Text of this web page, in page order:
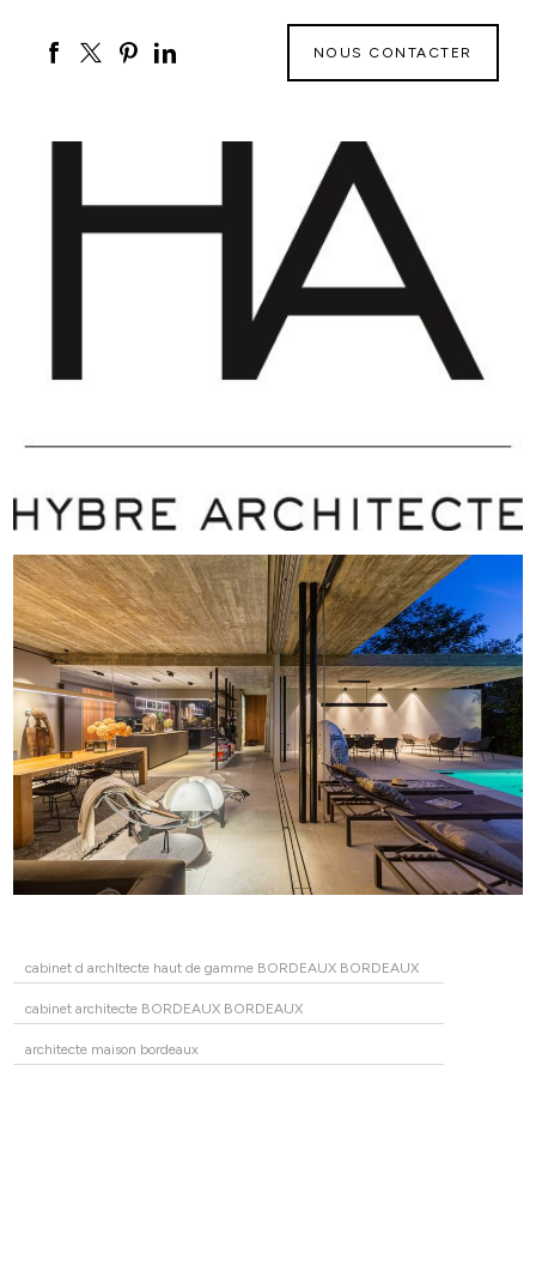
NOUS CONTACTER
cabinet d archItecte haut de gamme BORDEAUX BORDEAUX
cabinet architecte BORDEAUX BORDEAUX
architecte maison bordeaux